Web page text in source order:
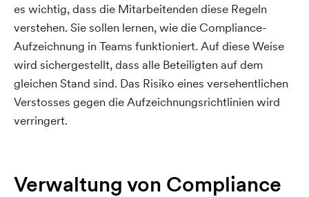
es wichtig, dass die Mitarbeitenden diese Regeln
verstehen. Sie sollen lernen, wie die Compliance-
Aufzeichnung in Teams funktioniert. Auf diese Weise
wird sichergestellt, dass alle Beteiligten auf dem
gleichen Stand sind. Das Risiko eines versehentlichen
Verstosses gegen die Aufzeichnungsrichtlinien wird
verringert.
Verwaltung von Compliance